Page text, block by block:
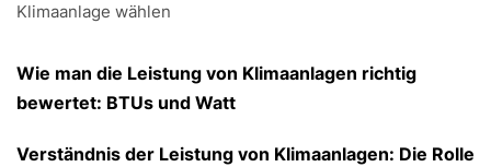
Klimaanlage wählen
Wie man die Leistung von Klimaanlagen richtig
bewertet: BTUs und Watt
Verständnis der Leistung von Klimaanlagen: Die Rolle